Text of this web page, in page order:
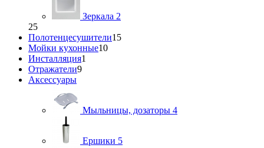
Зеркала 2
25
Полотенцесушители15
Мойки кухонные10
Инсталляция1
Отражатели9
Аксессуары
Мыльницы, дозаторы 4
Ершики 5